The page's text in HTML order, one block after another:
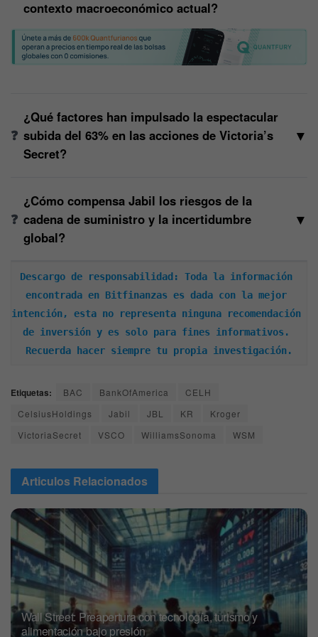
contexto macroeconómico actual?
¿Qué factores han impulsado la espectacular
subida del 63% en las acciones de Victoria’s
Secret?
▼
¿Cómo compensa Jabil los riesgos de la
cadena de suministro y la incertidumbre
global?
▼
Descargo de responsabilidad: Toda la información
encontrada en Bitfinanzas es dada con la mejor
intención, esta no representa ninguna recomendación
de inversión y es solo para fines informativos.
Recuerda hacer siempre tu propia investigación.
Etiquetas: BAC BankOfAmerica
CELH
CelsiusHoldings
Jabil JBL KR
Kroger
VictoriaSecret
VSCO WilliamsSonoma WSM
Articulos Relacionados
Wall Street: Preapertura con tecnología, turismo y
alimentación bajo presión